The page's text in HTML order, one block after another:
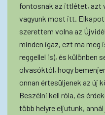
fontosnak az ittlétet, azt
vagyunk most itt.
szerettem volna az
minden igaz, ezt ma meg
reggellel is), és különben
olvasóktól, hogy
onnan értesüljenek az új
Beszélni kell róla, és
több helyre eljutunk,